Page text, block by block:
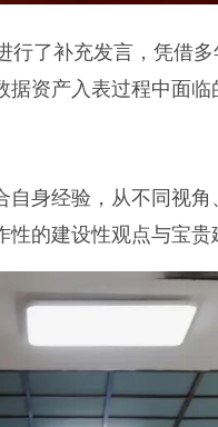
了补充发言，凭借
据资产入表过程中面
自身经验，从不同视
的建设性观点与宝贵